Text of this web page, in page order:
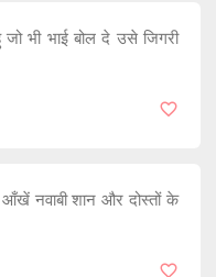
जो भी भाई बोल दे उसे जिगरी
आँखें नवाबी शान और दोस्तों के